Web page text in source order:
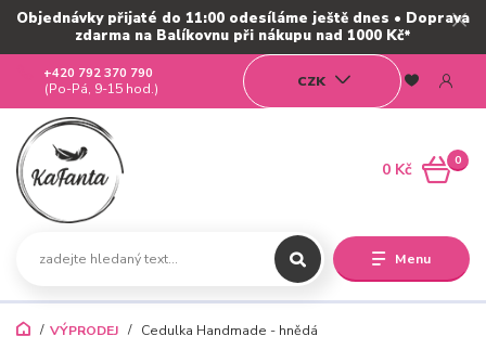
Objednávky přijaté do 11:00 odesíláme ještě dnes • Doprava
zdarma na Balíkovnu při nákupu nad 1000 Kč*
Menu
CZK
+420 792 370 790
(Po-Pá, 9-15 hod.)
0
0 Kč
VÝPRODEJ Cedulka Handmade - hnědá